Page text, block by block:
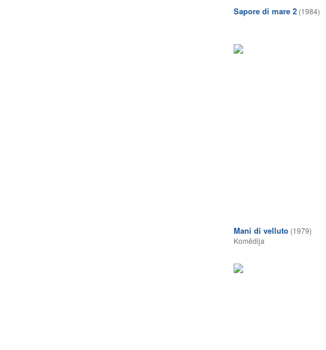
Sapore di mare 2 (1984)
Mani di velluto (1979)
Komēdija